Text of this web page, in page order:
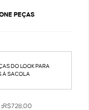
PEÇAS
DO LOOK PARA
À SACOLA
:R$728,00